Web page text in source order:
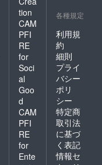
tion
CAM
PFI
RE
for
Soci
al
Goo
d
CAM
PFI
RE
for
Ente
各種規定
利用規
約
細則
プライ
バシー
ポリ
シー
特定商
取引法
に基づ
く表記
情報セ